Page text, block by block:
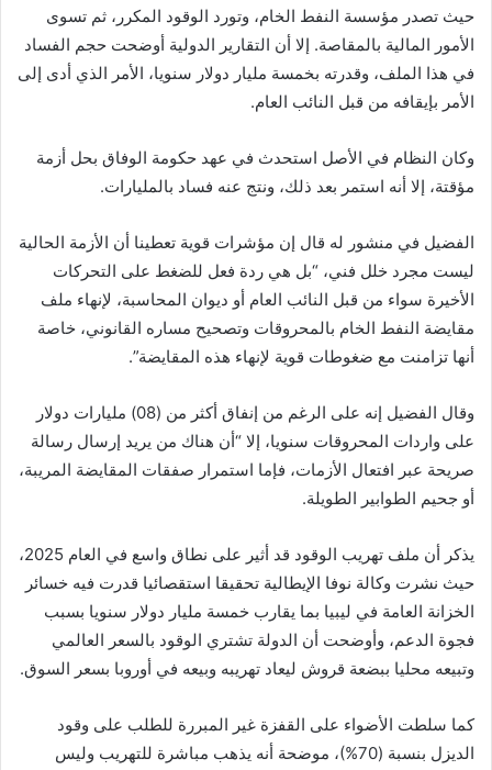
حيث تصدر مؤسسة النفط الخام، وتورد الوقود المكرر، ثم تسوى
الأمور المالية بالمقاصة. إلا أن التقارير الدولية أوضحت حجم الفساد
في هذا الملف، وقدرته بخمسة مليار دولار سنويا، الأمر الذي أدى إلى
الأمر بإيقافه من قبل النائب العام.
وكان النظام في الأصل استحدث في عهد حكومة الوفاق بحل أزمة
مؤقتة، إلا أنه استمر بعد ذلك، ونتج عنه فساد بالمليارات.
الفضيل في منشور له قال إن مؤشرات قوية تعطينا أن الأزمة الحالية
ليست مجرد خلل فني، “بل هي ردة فعل للضغط على التحركات
الأخيرة سواء من قبل النائب العام أو ديوان المحاسبة، لإنهاء ملف
مقايضة النفط الخام بالمحروقات وتصحيح مساره القانوني، خاصة
أنها تزامنت مع ضغوطات قوية لإنهاء هذه المقايضة”.
وقال الفضيل إنه على الرغم من إنفاق أكثر من (08) مليارات دولار
على واردات المحروقات سنويا، إلا “أن هناك من يريد إرسال رسالة
صريحة عبر افتعال الأزمات، فإما استمرار صفقات المقايضة المريبة،
أو جحيم الطوابير الطويلة.
يذكر أن ملف تهريب الوقود قد أثير على نطاق واسع في العام 2025،
حيث نشرت وكالة نوفا الإيطالية تحقيقا استقصائيا قدرت فيه خسائر
الخزانة العامة في ليبيا بما يقارب خمسة مليار دولار سنويا بسبب
فجوة الدعم، وأوضحت أن الدولة تشتري الوقود بالسعر العالمي
وتبيعه محليا ببضعة قروش ليعاد تهريبه وبيعه في أوروبا بسعر السوق.
كما سلطت الأضواء على القفزة غير المبررة للطلب على وقود
الديزل بنسبة (70%)، موضحة أنه يذهب مباشرة للتهريب وليس